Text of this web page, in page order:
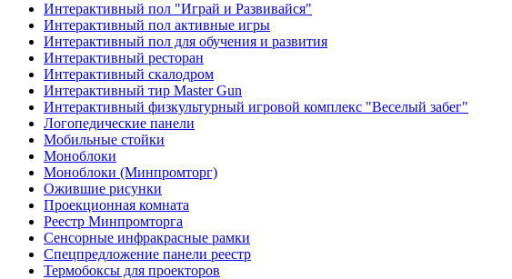
Интерактивный пол "Играй и Развивайся"
Интерактивный пол активные игры
Интерактивный пол для обучения и развития
Интерактивный ресторан
Интерактивный скалодром
Интерактивный тир Master Gun
Интерактивный физкультурный игровой комплекс "Веселый забег"
Логопедические панели
Мобильные стойки
Моноблоки
Моноблоки (Минпромторг)
Ожившие рисунки
Проекционная комната
Реестр Минпромторга
Сенсорные инфракрасные рамки
Спецпредложение панели реестр
Термобоксы для проекторов